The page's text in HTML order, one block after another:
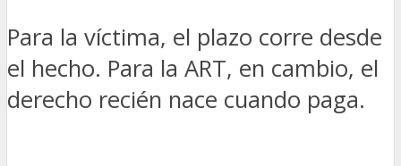
Para la víctima, el plazo corre desde
el hecho. Para la ART, en cambio, el
derecho recién nace cuando paga.